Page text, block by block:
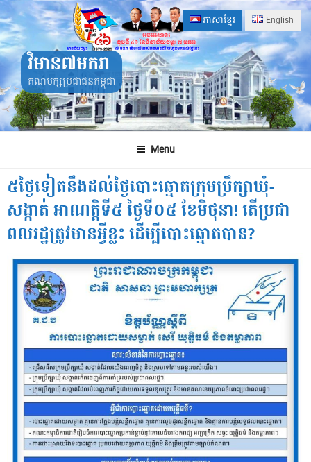
Skip
to
content
ភាសាខ្មែរ English
វិមាន៧មករា
គណបក្សប្រជាជនកម្ពុជា
Menu
៥ថ្ងៃទៀតនឹងដល់ថ្ងៃបោះឆ្នោតក្រុមប្រឹក្សាឃុំ-
សង្កាត់ អាណត្តិទី៥ ថ្ងៃទី០៥ ខែមិថុនា! តើប្រជា
ពលរដ្ឋត្រូវមានអ្វីខ្លះ ដើម្បីបោះឆ្នោតបាន?